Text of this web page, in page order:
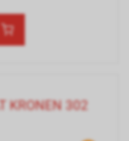
KRONEN 302